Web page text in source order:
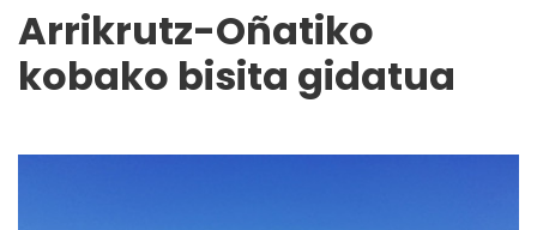
Arrikrutz-Oñatiko
kobako bisita gidatua